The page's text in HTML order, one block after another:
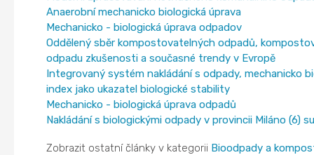
Anaerobní mechanicko biologická úprava
Mechanicko - biologická úprava odpadov
Oddělený sběr kompostovatelných odpadů,
odpadu zkušenosti a současné trendy v Evropě
Integrovaný systém nakládání s odpady, mechanicko
index jako ukazatel biologické stability
Mechanicko - biologická úprava odpadů
Nakládání s biologickými odpady v provincii Miláno (6)
Zobrazit ostatní články v kategorii Bioodpady a